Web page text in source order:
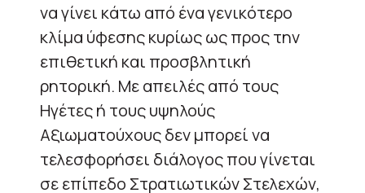
να γίνει κάτω από ένα γενικότερο
κλίμα ύφεσης κυρίως ως προς την
επιθετική και προσβλητική
ρητορική. Με απειλές από τους
Ηγέτες ή τους υψηλούς
Αξιωματούχους δεν μπορεί να
τελεσφορήσει διάλογος που γίνεται
σε επίπεδο Στρατιωτικών Στελεχών,